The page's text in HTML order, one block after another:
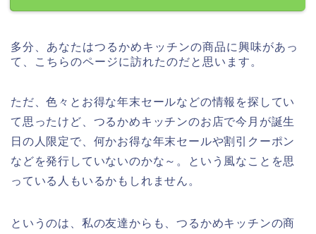
多分、あなたはつるかめキッチンの商品に興味があっ
て、こちらのページに訪れたのだと思います。
ただ、色々とお得な年末セールなどの情報を探してい
て思ったけど、つるかめキッチンのお店で今月が誕生
日の人限定で、何かお得な年末セールや割引クーポン
などを発行していないのかな～。という風なことを思
っている人もいるかもしれません。
というのは、私の友達からも、つるかめキッチンの商